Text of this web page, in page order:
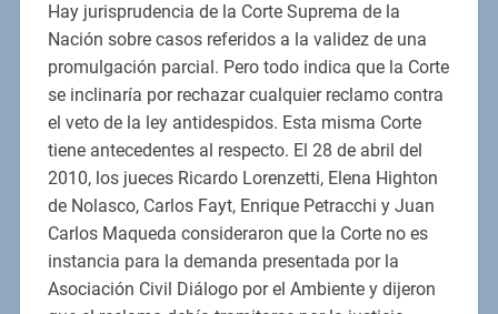
Hay jurisprudencia de la Corte Suprema de la
Nación sobre casos referidos a la validez de una
promulgación parcial. Pero todo indica que la Corte
se inclinaría por rechazar cualquier reclamo contra
el veto de la ley antidespidos. Esta misma Corte
tiene antecedentes al respecto. El 28 de abril del
2010, los jueces Ricardo Lorenzetti, Elena Highton
de Nolasco, Carlos Fayt, Enrique Petracchi y Juan
Carlos Maqueda consideraron que la Corte no es
instancia para la demanda presentada por la
Asociación Civil Diálogo por el Ambiente y dijeron